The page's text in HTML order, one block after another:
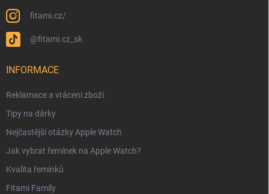
fitami.cz/
@fitami.cz_sk
INFORMACE
Reklamace a vrácení zboží
Tipy na dárky
Nejčastější otázky Apple Watch
Jak vybrat řemínek na Apple Watch?
Kvalita řemínků
Fitami Family